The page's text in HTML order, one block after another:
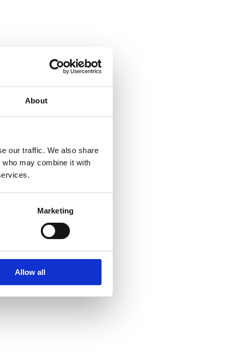
About
our traffic. We also share
may combine it with
Marketing
Allow all